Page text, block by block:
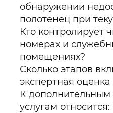
обнаружении
полотенец при
Кто контролирует
номерах и
помещениях?
Сколько этапов
экспертная оценка
К
услугам относится: